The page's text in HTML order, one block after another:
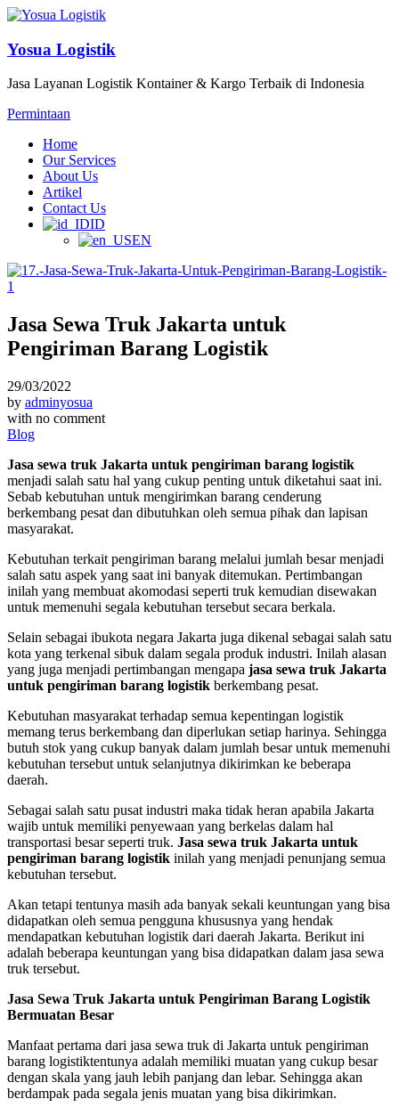
Yosua Logistik
Jasa Layanan Logistik Kontainer & Kargo Terbaik di Indonesia
Permintaan
Home
Our Services
About Us
Artikel
Contact Us
ID
EN
Jasa Sewa Truk Jakarta untuk
Pengiriman Barang Logistik
29/03/2022
by adminyosua
with no comment
Blog
Jasa sewa truk Jakarta untuk pengiriman barang logistik
menjadi salah satu hal yang cukup penting untuk diketahui saat ini.
Sebab kebutuhan untuk mengirimkan barang cenderung
berkembang pesat dan dibutuhkan oleh semua pihak dan lapisan
masyarakat.
Kebutuhan terkait pengiriman barang melalui jumlah besar menjadi
salah satu aspek yang saat ini banyak ditemukan. Pertimbangan
inilah yang membuat akomodasi seperti truk kemudian disewakan
untuk memenuhi segala kebutuhan tersebut secara berkala.
Selain sebagai ibukota negara Jakarta juga dikenal sebagai salah satu
kota yang terkenal sibuk dalam segala produk industri. Inilah alasan
yang juga menjadi pertimbangan mengapa jasa sewa truk Jakarta
untuk pengiriman barang logistik berkembang pesat.
Kebutuhan masyarakat terhadap semua kepentingan logistik
memang terus berkembang dan diperlukan setiap harinya. Sehingga
butuh stok yang cukup banyak dalam jumlah besar untuk memenuhi
kebutuhan tersebut untuk selanjutnya dikirimkan ke beberapa
daerah.
Sebagai salah satu pusat industri maka tidak heran apabila Jakarta
wajib untuk memiliki penyewaan yang berkelas dalam hal
transportasi besar seperti truk. Jasa sewa truk Jakarta untuk
pengiriman barang logistik inilah yang menjadi penunjang semua
kebutuhan tersebut.
Akan tetapi tentunya masih ada banyak sekali keuntungan yang bisa
didapatkan oleh semua pengguna khususnya yang hendak
mendapatkan kebutuhan logistik dari daerah Jakarta. Berikut ini
adalah beberapa keuntungan yang bisa didapatkan dalam jasa sewa
truk tersebut.
Jasa Sewa Truk Jakarta untuk Pengiriman Barang Logistik
Bermuatan Besar
Manfaat pertama dari jasa sewa truk di Jakarta untuk pengiriman
barang logistiktentunya adalah memiliki muatan yang cukup besar
dengan skala yang jauh lebih panjang dan lebar. Sehingga akan
berdampak pada segala jenis muatan yang bisa dikirimkan.